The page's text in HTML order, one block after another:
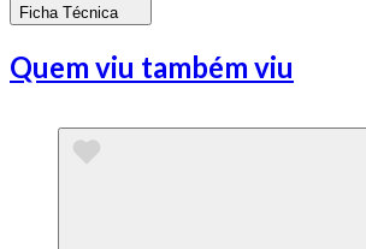
Ficha Técnica
Quem viu também viu